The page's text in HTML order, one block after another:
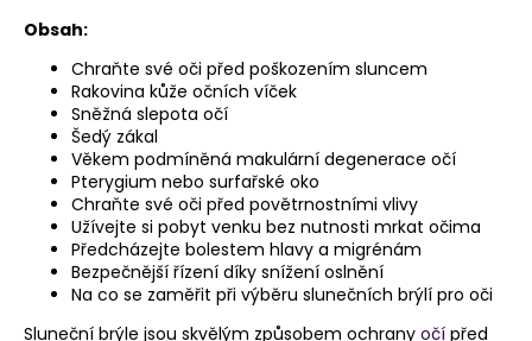
Obsah:
Chraňte své oči před poškozením sluncem
Rakovina kůže očních víček
Sněžná slepota očí
Šedý zákal
Věkem podmíněná makulární degenerace očí
Pterygium nebo surfařské oko
Chraňte své oči před povětrnostními vlivy
Užívejte si pobyt venku bez nutnosti mrkat očima
Předcházejte bolestem hlavy a migrénám
Bezpečnější řízení díky snížení oslnění
Na co se zaměřit při výběru slunečních brýlí pro oči
Sluneční brýle jsou skvělým způsobem ochrany očí před
e